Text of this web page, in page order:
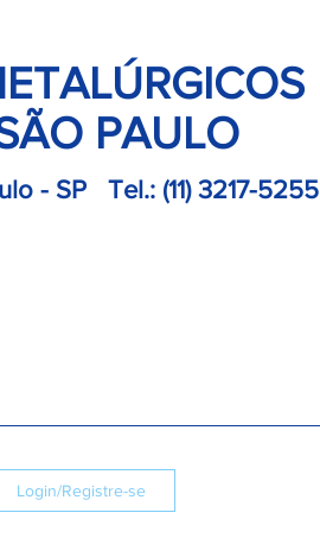
PAULO
- SP Tel.: (11) 3217-5255
Login/Registre-se